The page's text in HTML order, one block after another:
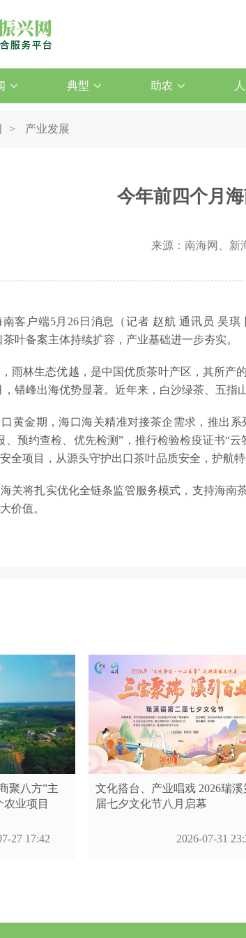
典型 助农
> 产业发展
今年前四个月
来源：南海网、新
客户端5月26日消息（记者 赵航 通讯员 吴
茶叶备案主体持续扩容，产业基础进一步夯实。
雨林生态优越，是中国优质茶叶产区，其所产
，错峰出海优势显著。近年来，白沙绿茶、五指
黄金期，海口海关精准对接茶企需求，推出
、预约查检、优先检测”，推行检验检疫证书“
全项目，从源头守护出口茶叶品质安全，护航
关将扎实优化全链条监管服务模式，支持海南
价值。
聚八方”主
农业项目
27 17:42
文化搭台、产业唱戏 2026瑞溪
届七夕文化节八月启幕
2026-07-31